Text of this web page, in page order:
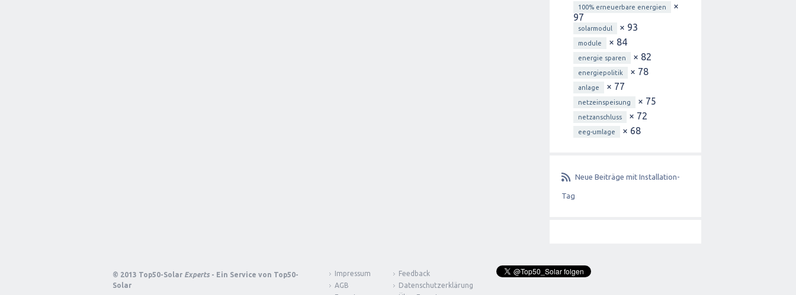
100% erneuerbare energien
×
97
solarmodul × 93
module × 84
energie sparen × 82
energiepolitik × 78
anlage × 77
netzeinspeisung × 75
netzanschluss × 72
eeg-umlage × 68
Neue Beiträge mit Installation-
Tag
© 2013 Top50-Solar Experts - Ein Service von Top50-
Solar
Impressum
Feedback
AGB
Datenschutzerklärung